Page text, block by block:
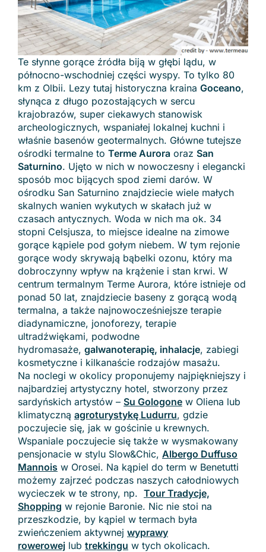
Te słynne gorące źródła biją w głębi lądu, w
północno-wschodniej części wyspy. To tylko 80
km z Olbii. Lezy tutaj historyczna kraina Goceano,
słynąca z długo pozostających w sercu
krajobrazów, super ciekawych stanowisk
archeologicznych, wspaniałej lokalnej kuchni i
właśnie basenów geotermalnych. Główne tutejsze
ośrodki termalne to Terme Aurora oraz San
Saturnino. Ujęto w nich w nowoczesny i elegancki
sposób moc bijących spod ziemi darów. W
ośrodku San Saturnino znajdziecie wiele małych
skalnych wanien wykutych w skałach już w
czasach antycznych. Woda w nich ma ok. 34
stopni Celsjusza, to miejsce idealne na zimowe
gorące kąpiele pod gołym niebem. W tym rejonie
gorące wody skrywają bąbelki ozonu, który ma
dobroczynny wpływ na krążenie i stan krwi. W
centrum termalnym Terme Aurora, które istnieje od
ponad 50 lat, znajdziecie baseny z gorącą wodą
termalna, a także najnowocześniejsze terapie
diadynamiczne, jonoforezy, terapie
ultradźwiękami, podwodne
hydromasaże, galwanoterapię, inhalacje, zabiegi
kosmetyczne i kilkanaście rodzajów masażu.
Na noclegi w okolicy proponujemy najpiękniejszy i
najbardziej artystyczny hotel, stworzony przez
sardyńskich artystów – Su Gologone w Oliena lub
klimatyczną agroturystykę Ludurru, gdzie
poczujecie się, jak w gościnie u krewnych.
Wspaniale poczujecie się także w wysmakowany
pensjonacie w stylu Slow&Chic, Albergo Duffuso
Mannois w Orosei. Na kąpiel do term w Benetutti
możemy zajrzeć podczas naszych całodniowych
wycieczek w te strony, np. Tour Tradycje,
Shopping w rejonie Baronie. Nic nie stoi na
przeszkodzie, by kąpiel w termach była
zwieńczeniem aktywnej wyprawy
rowerowej lub trekkingu w tych okolicach.